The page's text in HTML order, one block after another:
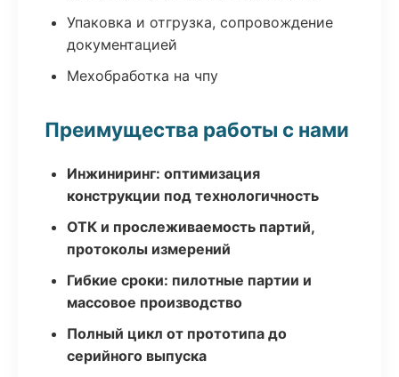
Упаковка и отгрузка, сопровождение
документацией
Мехобработка на чпу
Преимущества работы с нами
Инжиниринг: оптимизация
конструкции под технологичность
ОТК и прослеживаемость партий,
протоколы измерений
Гибкие сроки: пилотные партии и
массовое производство
Полный цикл от прототипа до
серийного выпуска